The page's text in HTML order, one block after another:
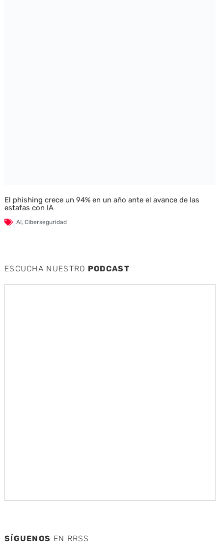
El phishing crece un 94% en un año ante el avance de las
estafas con IA
AI, Ciberseguridad
ESCUCHA NUESTRO PODCAST
SÍGUENOS EN RRSS